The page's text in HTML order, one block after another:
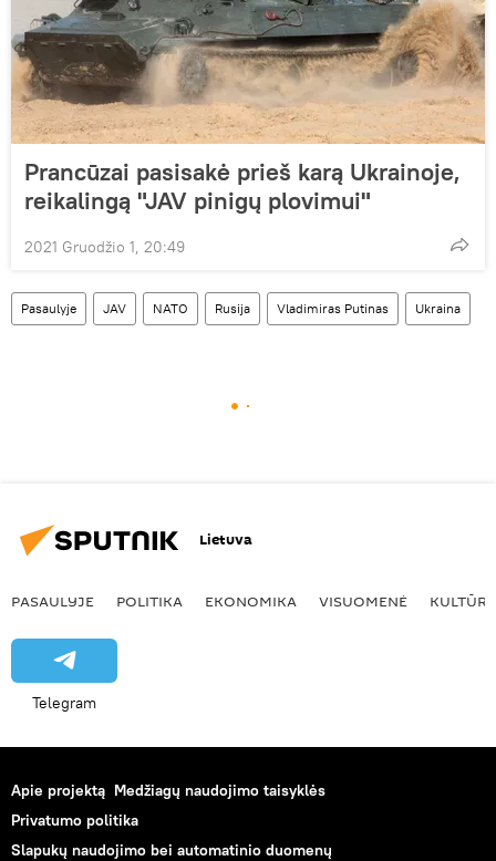
Prancūzai pasisakė prieš karą Ukrainoje,
reikalingą "JAV pinigų plovimui"
2021 Gruodžio 1, 20:49
Pasaulyje JAV NATO Rusija Vladimiras Putinas Ukraina
Lietuva
PASAULYJE POLITIKA EKONOMIKA VISUOMENĖ KULTŪRA
Telegram
Apie projektą Medžiagų naudojimo taisyklės
Privatumo politika
Slapukų naudojimo bei automatinio duomenų